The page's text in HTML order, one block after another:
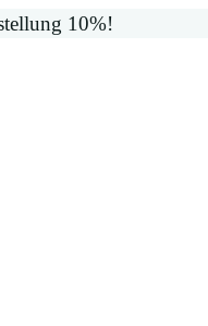
10%!